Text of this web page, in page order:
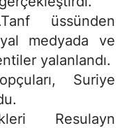
medyada ve
yalanlandı.
Suriye
Resulayn